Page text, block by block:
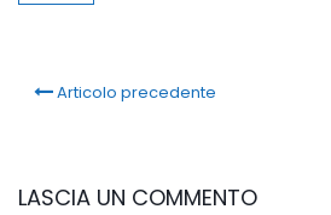
Articolo precedente
LASCIA UN COMMENTO